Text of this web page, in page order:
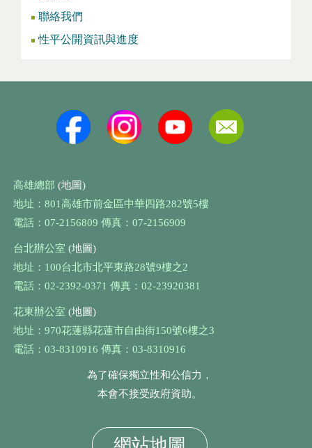
聯絡我們
性平公開資訊與進度
高雄總部 (地圖)
地址：801高雄市前金區中華四路282號5樓
電話：07-2156809 傳真：07-2156909
台北辦公室 (地圖)
地址：100台北市北平東路28號9樓之2
電話：02-2392-0371 傳真：02-23920381
花東辦公室 (地圖)
地址：970花蓮縣花蓮市自由街150號6樓之3
電話：03-8310916 傳真：03-8310916
為了確保獨立性和公信力，
本會不接受政府資助。